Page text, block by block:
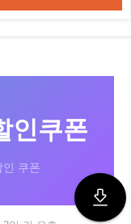
인쿠폰
인 쿠폰